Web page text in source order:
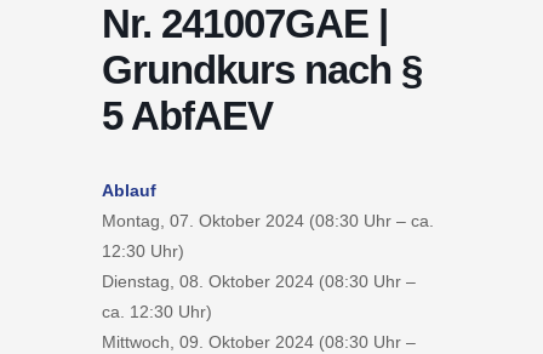
Nr. 241007GAE |
Grundkurs nach §
5 AbfAEV
Ablauf
Montag, 07. Oktober 2024 (08:30 Uhr – ca.
12:30 Uhr)
Dienstag, 08. Oktober 2024 (08:30 Uhr –
ca. 12:30 Uhr)
Mittwoch, 09. Oktober 2024 (08:30 Uhr –